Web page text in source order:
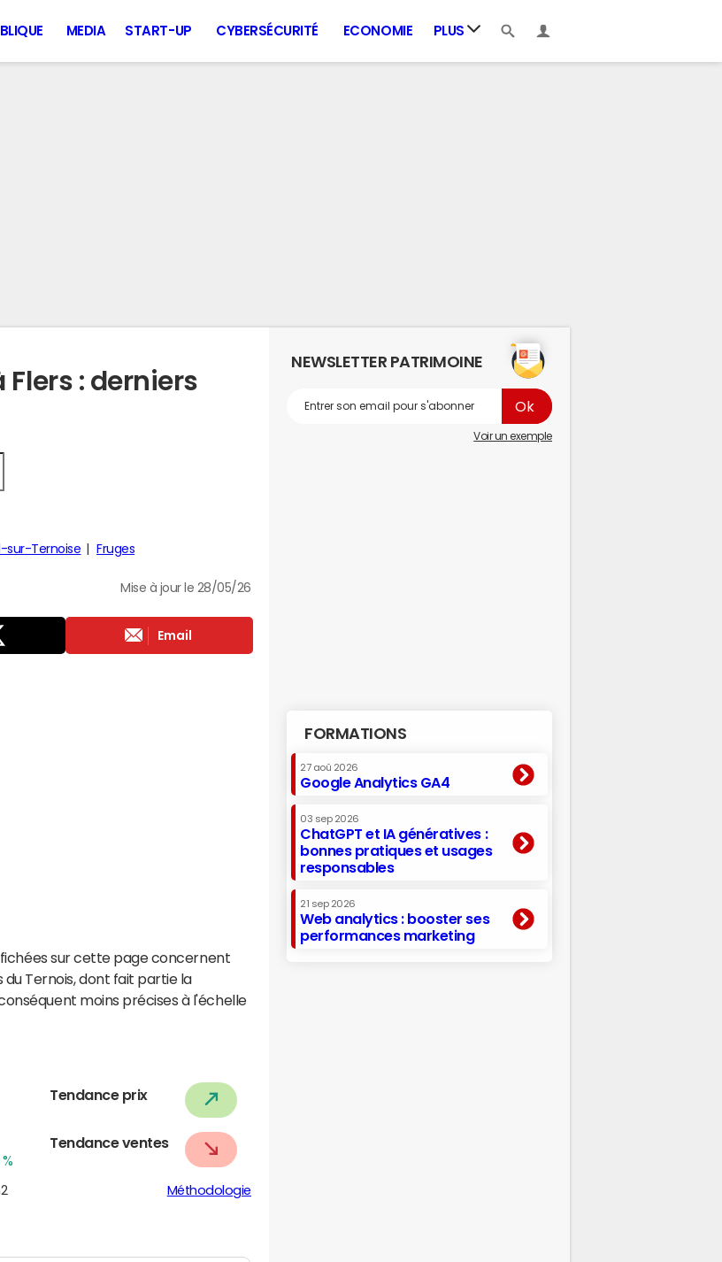
MEDIA START-UP CYBERSÉCURITÉ ECONOMIE PLUS
: derniers
sur-Ternoise Fruges
Mise à jour le 28/05/26
Email
sur cette page concernent
Ternois, dont fait partie la
moins précises à l'échelle
Tendance prix
Tendance ventes
Méthodologie
NEWSLETTER PATRIMOINE
Voir un exemple
FORMATIONS
27 aoû 2026
Google Analytics GA4
03 sep 2026
ChatGPT et IA génératives :
bonnes pratiques et usages
responsables
21 sep 2026
Web analytics : booster ses
performances marketing